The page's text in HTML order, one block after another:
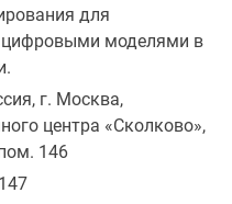
для
цифровыми моделями в
г. Москва,
центра «Сколково»,
146